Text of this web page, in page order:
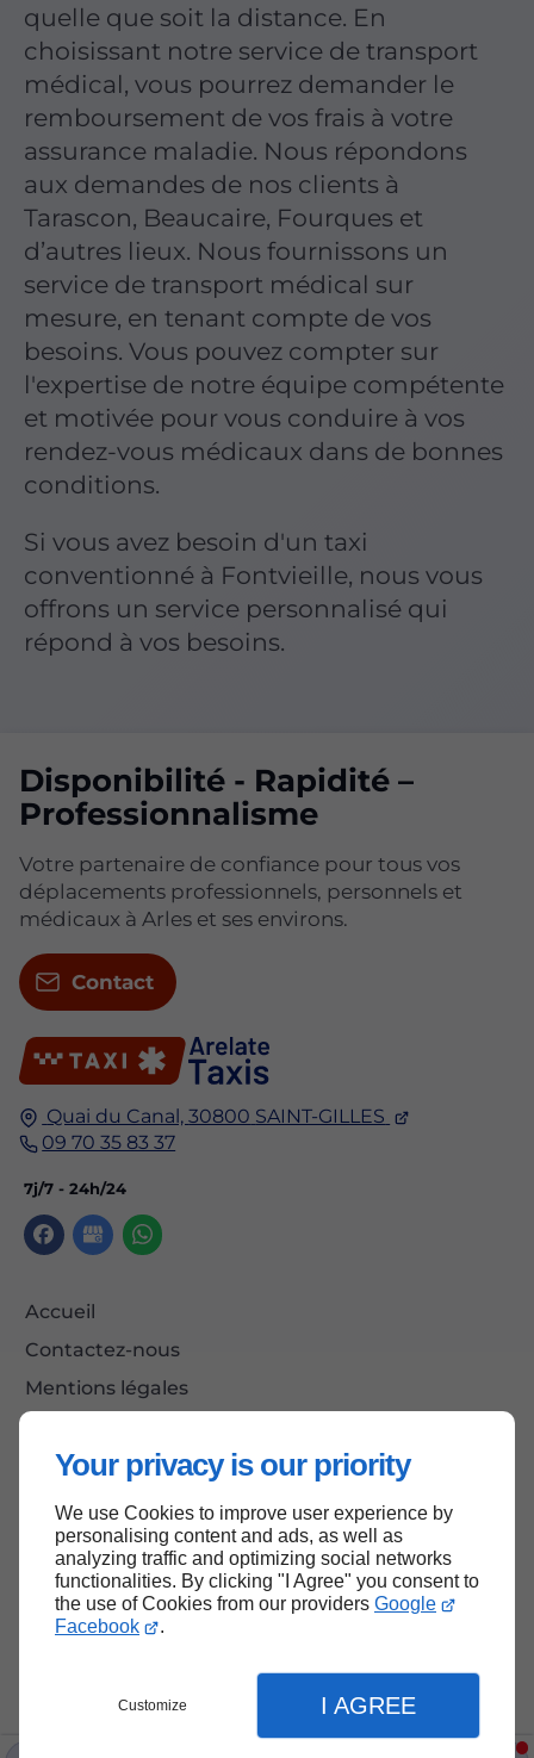
Your privacy is our priority
We use Cookies to improve user experience by
personalising content and ads, as well as
analyzing traffic and optimizing social networks
functionalities. By clicking "I Agree" you consent to
the use of Cookies from our providers Google
Facebook
.
Customize I AGREE
quelle que soit la distance. En
choisissant notre service de transport
médical, vous pourrez demander le
remboursement de vos frais à votre
assurance maladie. Nous répondons
aux demandes de nos clients à
Tarascon, Beaucaire, Fourques et
d’autres lieux. Nous fournissons un
service de transport médical sur
mesure, en tenant compte de vos
besoins. Vous pouvez compter sur
l'expertise de notre équipe compétente
et motivée pour vous conduire à vos
rendez-vous médicaux dans de bonnes
conditions.
Si vous avez besoin d'un taxi
conventionné à Fontvieille, nous vous
offrons un service personnalisé qui
répond à vos besoins.
Quai du Canal,30800 SAINT-GILLES
09 70 35 83 37
7j/7 - 24h/24
Accueil
Contactez-nous
Mentions légales
Disponibilité - Rapidité –
Professionnalisme
Votre partenaire de confiance pour tous vos
déplacements professionnels, personnels et
médicaux à Arles et ses environs.
Contact
Haut de page